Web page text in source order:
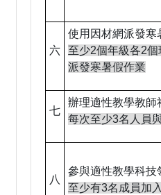
六
使用因材網派發寒
至少2個年級各2
派發寒暑假作業
七
辦理適性教學教師
每次至少3名人員
八
參與適性教學科技
至少有3名成員加入